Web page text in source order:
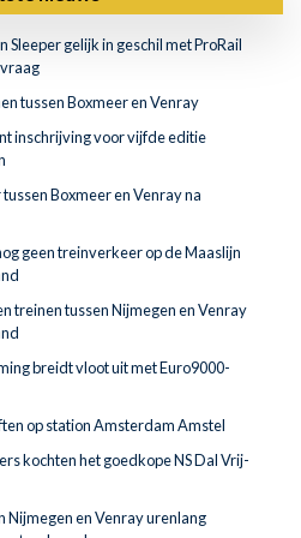
Sleeper gelijk in geschil met ProRail
tussen Boxmeer en Venray
inschrijving voor vijfde editie
Boxmeer en Venray na
geen treinverkeer op de Maaslijn
treinen tussen Nijmegen en Venray
breidt vloot uit met Euro9000-
op station Amsterdam Amstel
kochten het goedkope NS Dal Vrij-
Nijmegen en Venray urenlang